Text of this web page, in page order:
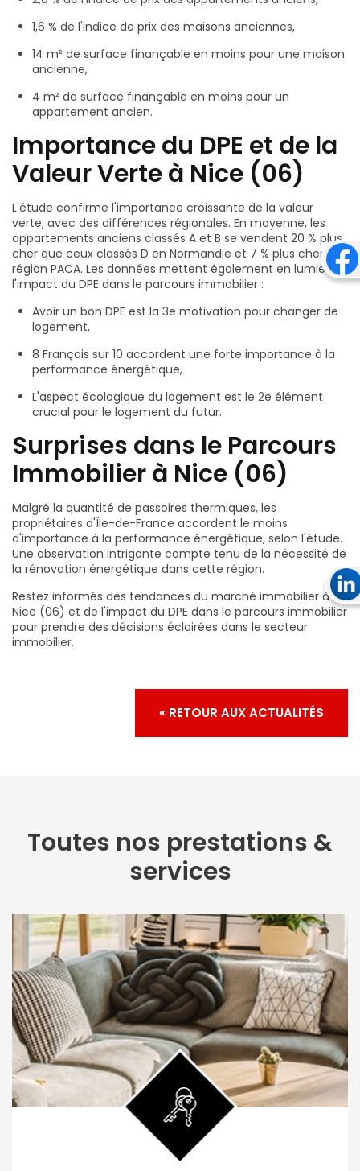
1,6 % de l'indice de prix des maisons anciennes,
14 m² de surface finançable en moins pour une maison
ancienne,
4 m² de surface finançable en moins pour un
appartement ancien.
Importance du DPE et de la
Valeur Verte à Nice (06)
L'étude confirme l'importance croissante de la valeur
verte, avec des différences régionales. En moyenne, les
appartements anciens classés A et B se vendent 20 % plus
cher que ceux classés D en Normandie et 7 % plus cher en
région PACA. Les données mettent également en lumière
l'impact du DPE dans le parcours immobilier :
Avoir un bon DPE est la 3e motivation pour changer de
logement,
8 Français sur 10 accordent une forte importance à la
performance énergétique,
L'aspect écologique du logement est le 2e élément
crucial pour le logement du futur.
Surprises dans le Parcours
Immobilier à Nice (06)
Malgré la quantité de passoires thermiques, les
propriétaires d'Île-de-France accordent le moins
d'importance à la performance énergétique, selon l'étude.
Une observation intrigante compte tenu de la nécessité de
la rénovation énergétique dans cette région.
Restez informés des tendances du marché immobilier à
Nice (06) et de l'impact du DPE dans le parcours immobilier
pour prendre des décisions éclairées dans le secteur
immobilier.
« RETOUR AUX ACTUALITÉS
Toutes nos prestations &
services